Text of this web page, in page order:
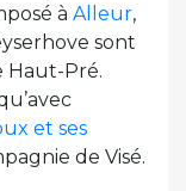
à Alleur,
sont
Haut-Pré.
et ses
de Visé.